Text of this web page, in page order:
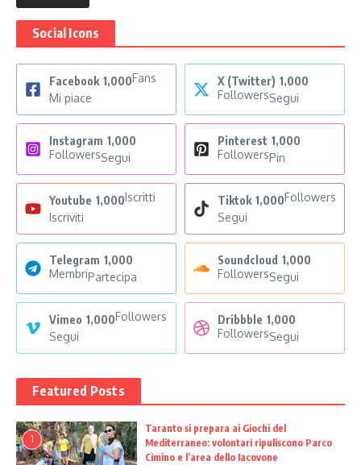
Social Icons
Facebook 1,000Fans
Mi piace
X (Twitter) 1,000
FollowersSegui
Instagram 1,000
FollowersSegui
Pinterest 1,000
FollowersPin
Youtube 1,000Iscritti
Iscriviti
Tiktok 1,000Followers
Segui
Telegram 1,000
MembriPartecipa
Soundcloud 1,000
FollowersSegui
Vimeo 1,000Followers
Segui
Dribbble 1,000
FollowersSegui
Featured Posts
1
Taranto si prepara ai Giochi del
Mediterraneo: volontari ripuliscono Parco
Cimino e l’area dello Iacovone